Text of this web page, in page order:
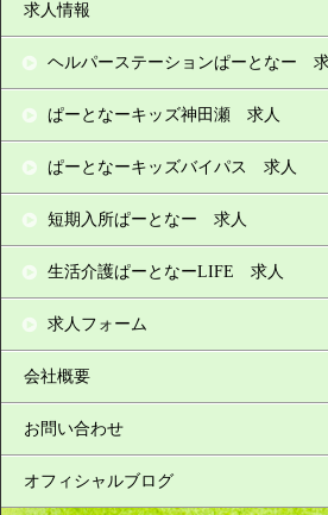
求人情報
ヘルパーステーションぱーとなー
ぱーとなーキッズ神田瀬 求人
ぱーとなーキッズバイパス 求人
短期入所ぱーとなー 求人
生活介護ぱーとなーLIFE 求人
求人フォーム
会社概要
お問い合わせ
オフィシャルブログ